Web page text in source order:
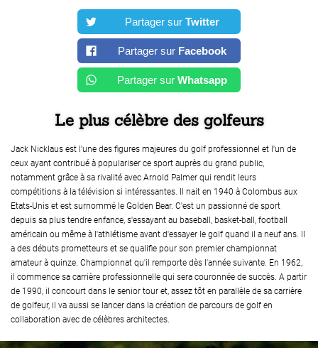
Partager sur Twitter
Partager sur Facebook
Partager sur Whatsapp
Le plus célèbre des golfeurs
Jack Nicklaus est l'une des figures majeures du golf professionnel et l'un de
ceux ayant contribué à populariser ce sport auprès du grand public,
notamment grâce à sa rivalité avec Arnold Palmer qui rendit leurs
compétitions à la télévision si intéressantes. Il nait en 1940 à Colombus aux
Etats-Unis et est surnommé le Golden Bear. C'est un passionné de sport
depuis sa plus tendre enfance, s'essayant au baseball, basket-ball, football
américain ou même à l'athlétisme avant d'essayer le golf quand il a neuf ans. Il
a des débuts prometteurs et se qualifie pour son premier championnat
amateur à quinze. Championnat qu'il remporte dès l'année suivante. En 1962,
il commence sa carrière professionnelle qui sera couronnée de succès. A partir
de 1990, il concourt dans le senior tour et, assez tôt en parallèle de sa carrière
de golfeur, il va aussi se lancer dans la création de parcours de golf en
collaboration avec de célèbres architectes.